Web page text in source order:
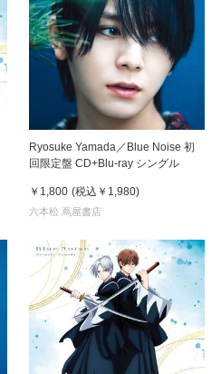
Ryosuke Yamada／Blue Noise 初
回限定盤 CD+Blu-ray シングル
￥1,800 (税込 ￥1,980)
六本松 蔦屋書店